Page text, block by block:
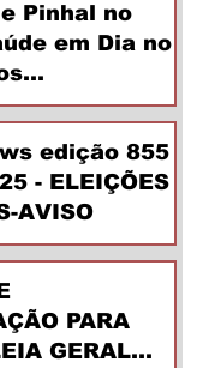
Pinhal no
em Dia no
edição 855
- ELEIÇÕES
AVISO
PARA
GERAL